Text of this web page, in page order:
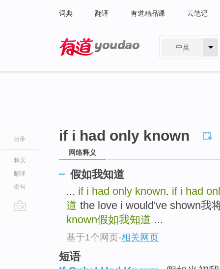
词典 翻译 有道精品课 云笔记
中英
目录
释义
翻译
例句
if i had only known
网络释义
假如我知道
... if i had only known. if i had
道 the love i would've shown我
known假如我知道 ...
基于1个网页-相关网页
短语